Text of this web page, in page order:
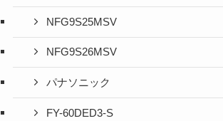
NFG9S25MSV
NFG9S26MSV
パナソニック
FY-60DED3-S